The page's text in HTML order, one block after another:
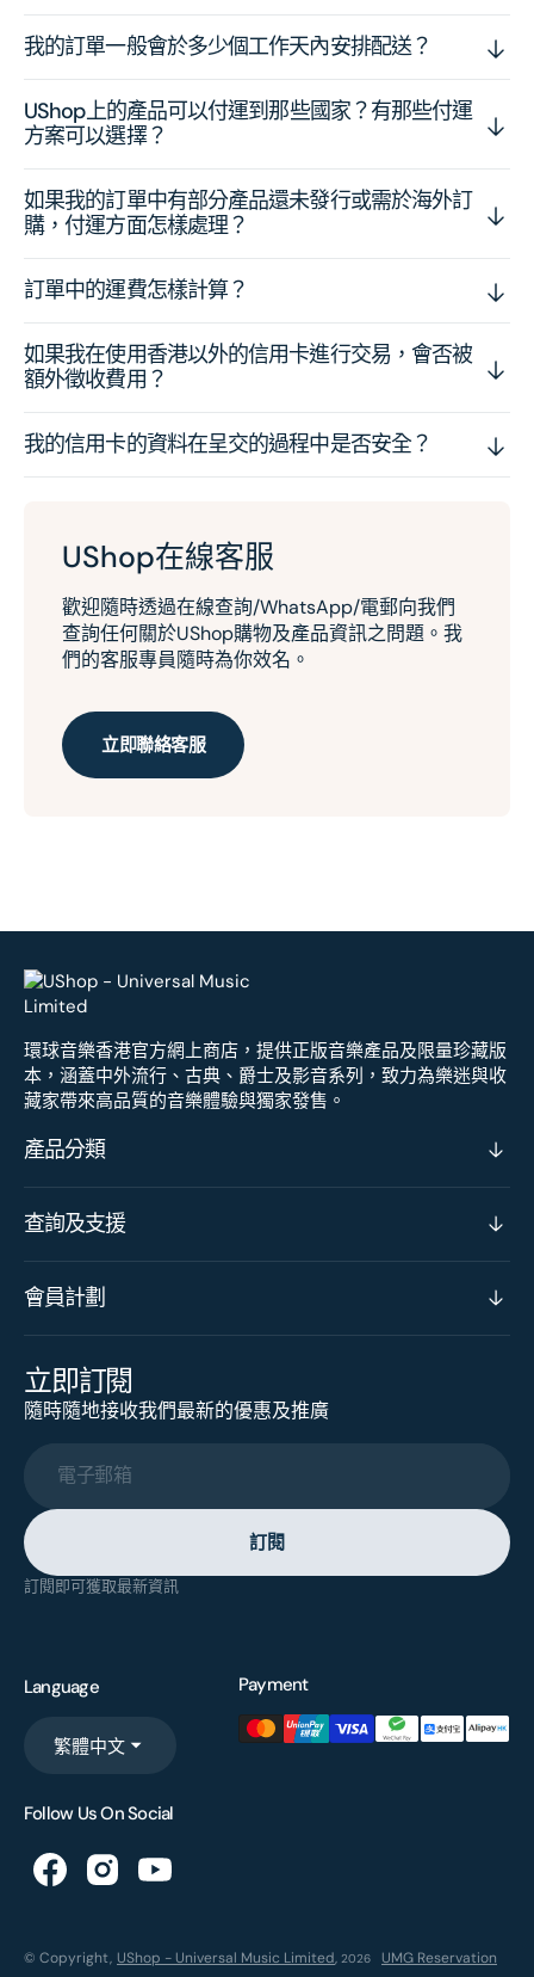
我的訂單一般會於多少個工作天內安排配送？
UShop上的產品可以付運到那些國家？有那些付運
方案可以選擇？
如果我的訂單中有部分產品還未發行或需於海外訂
購，付運方面怎樣處理？
訂單中的運費怎樣計算？
如果我在使用香港以外的信用卡進行交易，會否被
額外徵收費用？
我的信用卡的資料在呈交的過程中是否安全？
UShop在線客服
歡迎隨時透過在線查詢/WhatsApp/電郵向我們
查詢任何關於UShop購物及產品資訊之問題。我
們的客服專員隨時為你效名。
立即聯絡客服
環球音樂香港官方網上商店，提供正版音樂產品及限量珍藏版
本，涵蓋中外流行、古典、爵士及影音系列，致力為樂迷與收
藏家帶來高品質的音樂體驗與獨家發售。
產品分類
查詢及支援
會員計劃
立即訂閱
隨時隨地接收我們最新的優惠及推廣
電子郵箱
訂閱
訂閱即可獲取最新資訊
Language
繁體中文
Payment
Follow Us On Social
© Copyright, UShop - Universal Music Limited, 2026
UMG Reservation